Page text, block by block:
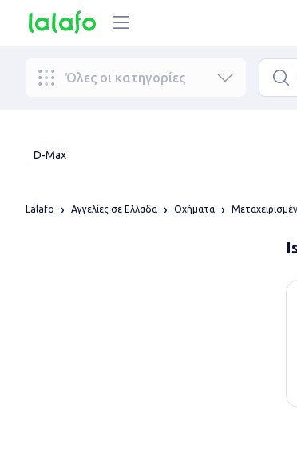
Όλες οι κατηγορίες
D-Max
Lalafo Αγγελίες σε Ελλαδα Οχήματα